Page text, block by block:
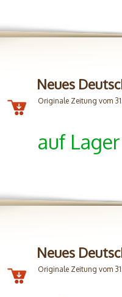
Neues
Originale Zeitung vom
auf
Neues
Originale Zeitung vom